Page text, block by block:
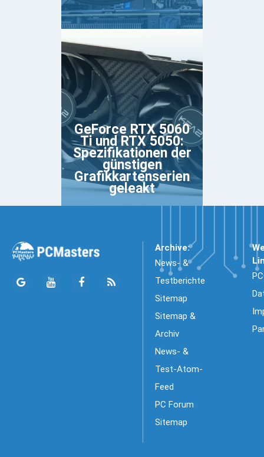
GeForce RTX 5060
Ti und RTX 5050:
Spezifikationen der
günstigen
Grafikkartenserien
geleakt
Archive:
News- &
Testberichte
Sitemap
Sitemap &
Archiv
News- &
Test-Atom-
Feed
PC Forum
Sitemap